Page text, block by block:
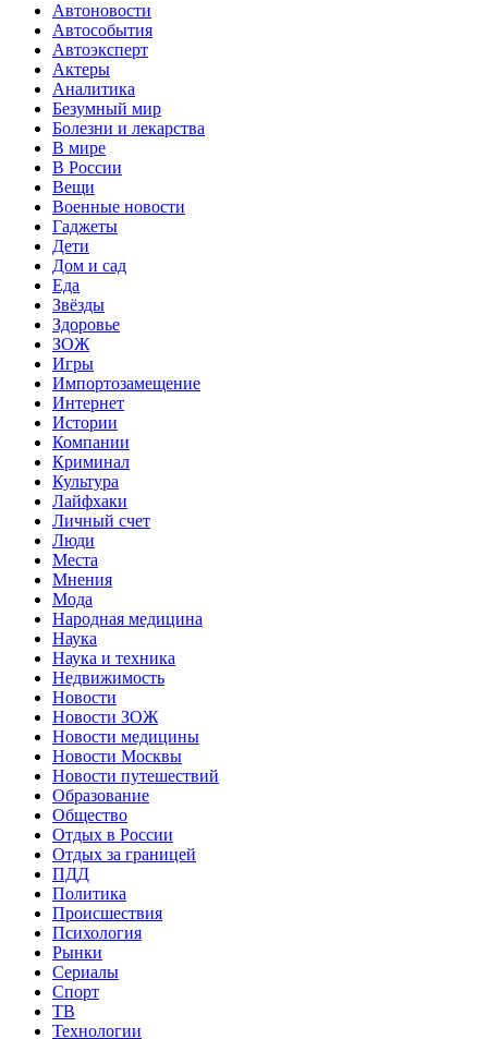
Автоновости
Автособытия
Автоэксперт
Актеры
Аналитика
Безумный мир
Болезни и лекарства
В мире
В России
Вещи
Военные новости
Гаджеты
Дети
Дом и сад
Еда
Звёзды
Здоровье
ЗОЖ
Игры
Импортозамещение
Интернет
Истории
Компании
Криминал
Культура
Лайфхаки
Личный счет
Люди
Места
Мнения
Мода
Народная медицина
Наука
Наука и техника
Недвижимость
Новости
Новости ЗОЖ
Новости медицины
Новости Москвы
Новости путешествий
Образование
Общество
Отдых в России
Отдых за границей
ПДД
Политика
Происшествия
Психология
Рынки
Сериалы
Спорт
ТВ
Технологии